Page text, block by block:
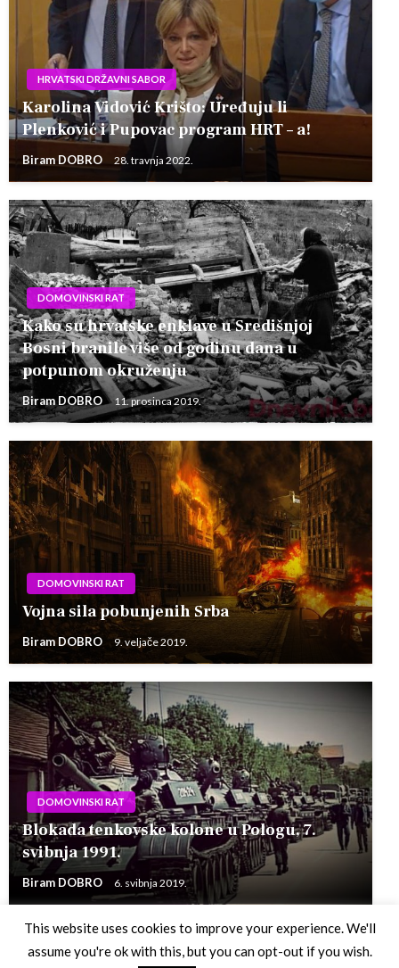
HRVATSKI DRŽAVNI SABOR
Karolina Vidović Krišto: Uređuju li
Plenković i Pupovac program HRT – a!
Biram DOBRO 28. travnja 2022.
DOMOVINSKI RAT
Kako su hrvatske enklave u Središnjoj
Bosni branile više od godinu dana u
potpunom okruženju
Biram DOBRO 11. prosinca 2019.
DOMOVINSKI RAT
Vojna sila pobunjenih Srba
Biram DOBRO 9. veljače 2019.
DOMOVINSKI RAT
Blokada tenkovske kolone u Pologu, 7.
svibnja 1991.
Biram DOBRO 6. svibnja 2019.
This website uses cookies to improve your experience. We'll
assume you're ok with this, but you can opt-out if you wish.